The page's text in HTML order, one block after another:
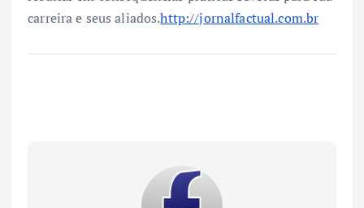
carreira e seus aliados.http://jornalfactual.com.br